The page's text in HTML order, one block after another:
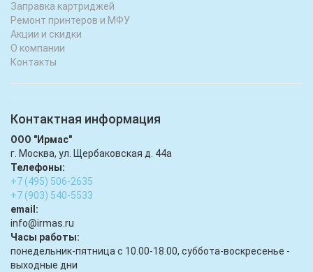
Заправка картриджей
Ремонт принтеров и МФУ
Акции и скидки
О компании
Контакты
Контактная информация
ООО "Ирмас"
г. Москва, ул. Щербаковская д. 44а
Телефоны:
+7 (495) 506-2635
+7 (903) 540-5533
email:
infо@irmas.ru
Часы работы:
понедельник-пятница с 10.00-18.00, суббота-воскресенье -
выходные дни